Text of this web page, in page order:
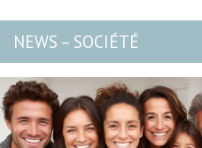
NEWS – SOCIÉTÉ